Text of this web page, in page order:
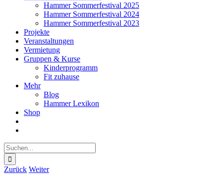
Hammer Sommerfestival 2025
Hammer Sommerfestival 2024
Hammer Sommerfestival 2023
Projekte
Veranstaltungen
Vermietung
Gruppen & Kurse
Kinderprogramm
Fit zuhause
Mehr
Blog
Hammer Lexikon
Shop
Suche
nach:
Zurück Weiter